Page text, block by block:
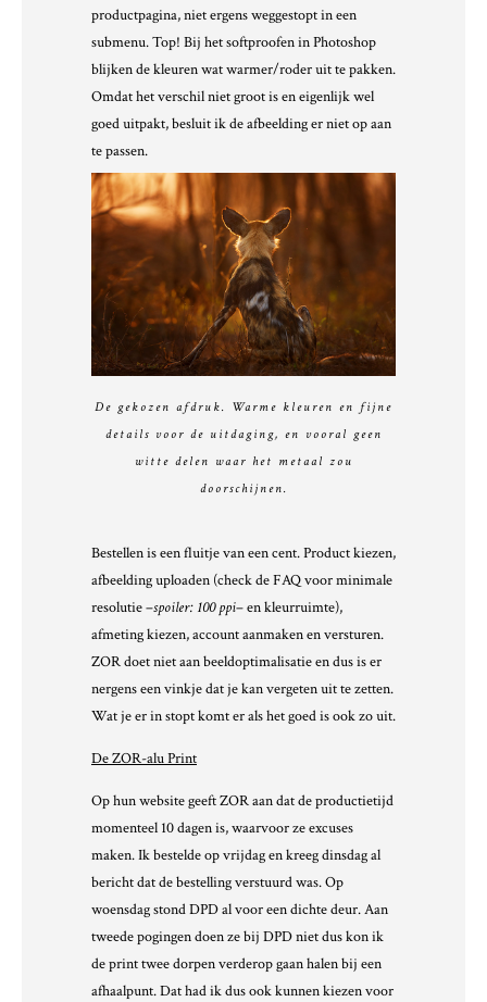
productpagina, niet ergens weggestopt in een
submenu. Top! Bij het softproofen in Photoshop
blijken de kleuren wat warmer/roder uit te pakken.
Omdat het verschil niet groot is en eigenlijk wel
goed uitpakt, besluit ik de afbeelding er niet op aan
te passen.
De gekozen afdruk. Warme kleuren en fijne
details voor de uitdaging, en vooral geen
witte delen waar het metaal zou
doorschijnen.
Bestellen is een fluitje van een cent. Product kiezen,
afbeelding uploaden (check de FAQ voor minimale
resolutie –spoiler: 100 ppi– en kleurruimte),
afmeting kiezen, account aanmaken en versturen.
ZOR doet niet aan beeldoptimalisatie en dus is er
nergens een vinkje dat je kan vergeten uit te zetten.
Wat je er in stopt komt er als het goed is ook zo uit.
De ZOR-alu Print
Op hun website geeft ZOR aan dat de productietijd
momenteel 10 dagen is, waarvoor ze excuses
maken. Ik bestelde op vrijdag en kreeg dinsdag al
bericht dat de bestelling verstuurd was. Op
woensdag stond DPD al voor een dichte deur. Aan
tweede pogingen doen ze bij DPD niet dus kon ik
de print twee dorpen verderop gaan halen bij een
afhaalpunt. Dat had ik dus ook kunnen kiezen voor